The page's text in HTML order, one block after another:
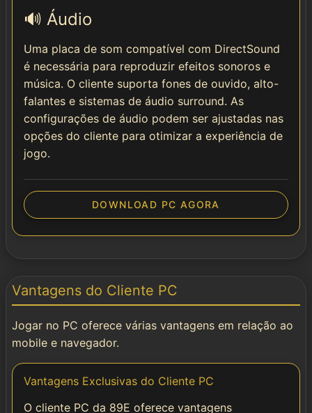
🔊 Áudio
Uma placa de som compatível com DirectSound
é necessária para reproduzir efeitos sonoros e
música. O cliente suporta fones de ouvido, alto-
falantes e sistemas de áudio surround. As
configurações de áudio podem ser ajustadas nas
opções do cliente para otimizar a experiência de
jogo.
DOWNLOAD PC AGORA
Vantagens do Cliente PC
Jogar no PC oferece várias vantagens em relação ao
mobile e navegador.
Vantagens Exclusivas do Cliente PC
O cliente PC da 89E oferece vantagens